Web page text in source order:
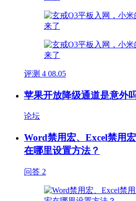
评测 4 08.05
苹果开放降级通道是意外
论坛
Word禁用宏、Excel禁用
在哪里设置方法？
问答 2